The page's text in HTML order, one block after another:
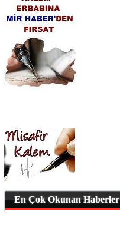
En Çok Okunan Haberler